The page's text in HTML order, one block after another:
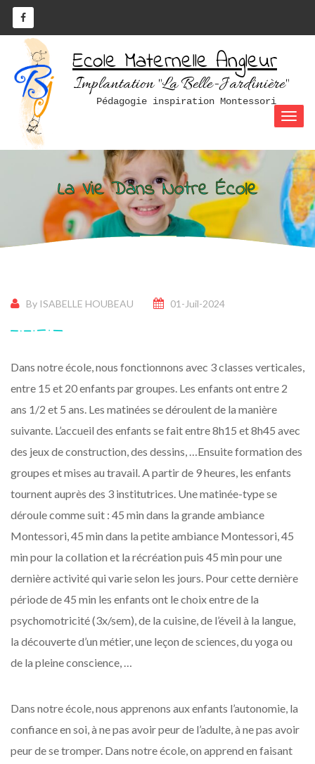
Ecole Maternelle Angleur
Implantation "La Belle-Jardinière"
Pédagogie inspiration Montessori
La Vie Dans Notre École
By ISABELLE HOUBEAU 01-Juil-2024
Dans notre école, nous fonctionnons avec 3 classes verticales,
entre 15 et 20 enfants par groupes. Les enfants ont entre 2
ans 1/2 et 5 ans. Les matinées se déroulent de la manière
suivante. L’accueil des enfants se fait entre 8h15 et 8h45 avec
des jeux de construction, des dessins, …Ensuite formation des
groupes et mises au travail. A partir de 9 heures, les enfants
tournent auprès des 3 institutrices. Une matinée-type se
déroule comme suit : 45 min dans la grande ambiance
Montessori, 45 min dans la petite ambiance Montessori, 45
min pour la collation et la récréation puis 45 min pour une
dernière activité qui varie selon les jours. Pour cette dernière
période de 45 min les enfants ont le choix entre de la
psychomotricité (3x/sem), de la cuisine, de l’éveil à la langue,
la découverte d’un métier, une leçon de sciences, du yoga ou
de la pleine conscience, …
Dans notre école, nous apprenons aux enfants l’autonomie, la
confiance en soi, à ne pas avoir peur de l’adulte, à ne pas avoir
peur de se tromper. Dans notre école, on apprend en faisant